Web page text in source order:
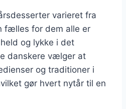
varieret fra
fælles for dem alle er
og lykke i det
danskere vælger at
og traditioner i
gør hvert nytår til en